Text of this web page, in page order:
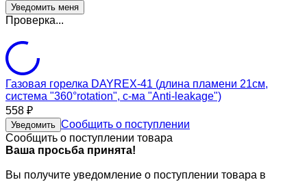
Проверка...
Газовая горелка DAYREX-41 (длина пламени 21см,
система "360°rotation", с-ма "Anti-leakage")
558 ₽
Уведомить Сообщить о поступлении
Сообщить о поступлении товара
Ваша просьба принята!
Вы получите уведомление о поступлении товара в